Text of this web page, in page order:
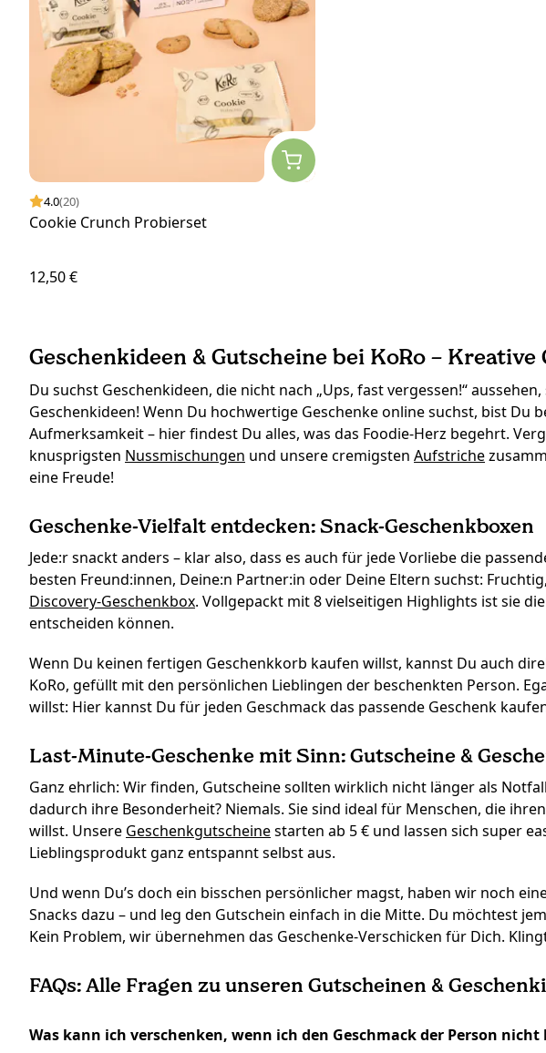
4.0(20)
Cookie Crunch Probierset
12,50 €
Geschenkideen & Gutscheine bei KoRo –
Du suchst Geschenkideen, die nicht nach „Ups, fast vergessen!“
Geschenkideen! Wenn Du hochwertige Geschenke online suchst, bist
Aufmerksamkeit – hier findest Du alles, was das Foodie-Herz begehrt.
knusprigsten Nussmischungen und unsere cremigsten Aufstriche
eine Freude!
Geschenke-Vielfalt entdecken: Snack-Geschenkboxen
Jede:r snackt anders – klar also, dass es auch für jede Vorliebe die
besten Freund:innen, Deine:n Partner:in oder Deine Eltern suchst:
Discovery-Geschenkbox. Vollgepackt mit 8 vielseitigen Highlights ist sie
entscheiden können.
Wenn Du keinen fertigen Geschenkkorb kaufen willst, kannst Du auch
KoRo, gefüllt mit den persönlichen Lieblingen der beschenkten Person.
willst: Hier kannst Du für jeden Geschmack das passende Geschenk
Last-Minute-Geschenke mit Sinn: Gutscheine &
Ganz ehrlich: Wir finden, Gutscheine sollten wirklich nicht länger als
dadurch ihre Besonderheit? Niemals. Sie sind ideal für Menschen, die
willst. Unsere Geschenkgutscheinestarten ab 5 € und lassen sich super
Lieblingsprodukt ganz entspannt selbst aus.
Und wenn Du’s doch ein bisschen persönlicher magst, haben wir noch
Snacks dazu – und leg den Gutschein einfach in die Mitte. Du möchtest
Kein Problem, wir übernehmen das Geschenke-Verschicken für Dich.
FAQs: Alle Fragen zu unseren Gutscheinen &
Was kann ich verschenken, wenn ich den Geschmack der Person nicht